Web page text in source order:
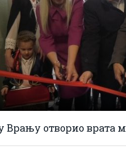
у Врању отворио